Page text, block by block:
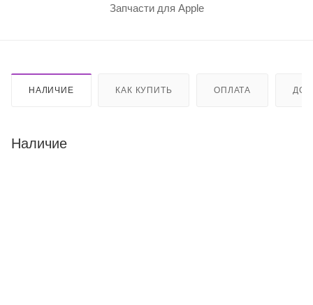
Запчасти для Apple
НАЛИЧИЕ КАК КУПИТЬ ОПЛАТА
Наличие